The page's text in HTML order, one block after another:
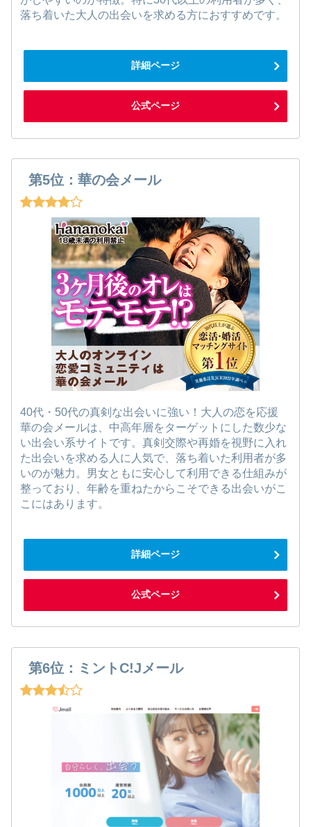
落ち着いた大人の出会いを求める方におすすめです。
詳細ページ
公式ページ
第5位：華の会メール
40代・50代の真剣な出会いに強い！大人の恋を応援
華の会メールは、中高年層をターゲットにした数少な
い出会い系サイトです。真剣交際や再婚を視野に入れ
た出会いを求める人に人気で、落ち着いた利用者が多
いのが魅力。男女ともに安心して利用できる仕組みが
整っており、年齢を重ねたからこそできる出会いがこ
こにはあります。
詳細ページ
公式ページ
第6位：ミントC!Jメール